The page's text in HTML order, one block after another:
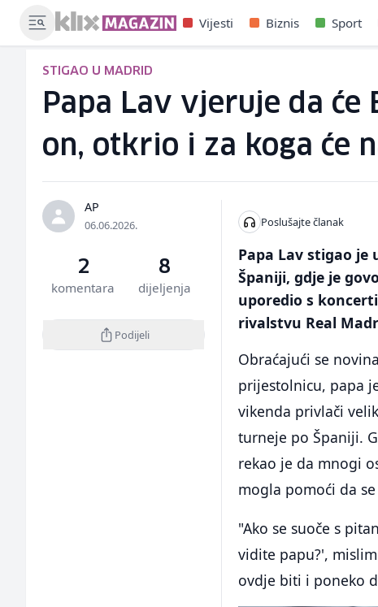
Vijesti Biznis Sport
STIGAO U MADRID
Papa Lav vjeruje da
on, otkrio i za koga će
AP
06.06.2026.
2
komentara
8
dijeljenja
Podijeli
Poslušajte članak
Papa Lav stigao
Španiji, gdje je
uporedio s
rivalstvu Real
Obraćajući se
prijestolnicu, papa
vikenda privlači
turneje po Španiji.
rekao je da mnogi
mogla pomoći da
"Ako se suoče s
vidite papu?',
ovdje biti i poneko